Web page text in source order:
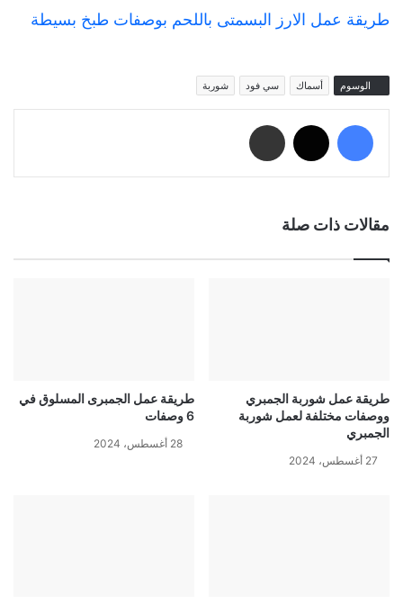
طريقة عمل الارز البسمتى باللحم بوصفات طبخ بسيطة
الوسوم أسماك سي فود شوربة
فيسبوك
مقالات ذات صلة
طريقة عمل شوربة الجمبري
ووصفات مختلفة لعمل شوربة
الجمبري
27 أغسطس، 2024
طريقة عمل الجمبرى المسلوق في
6 وصفات
28 أغسطس، 2024